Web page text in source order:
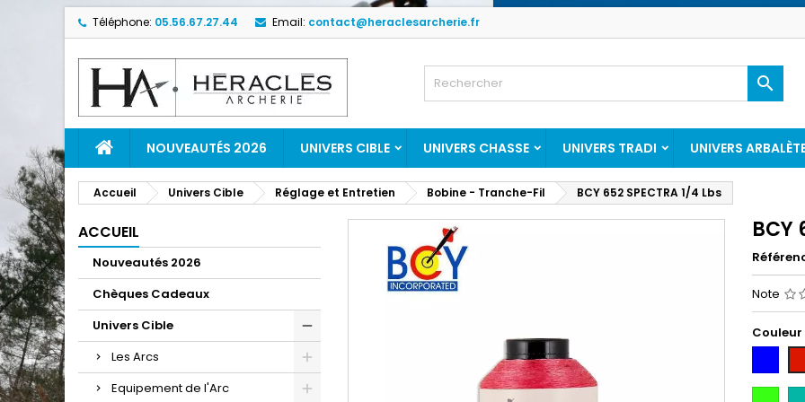
Téléphone: 05.56.67.27.44 Email: contact@heraclesarcherie.fr

NOUVEAUTÉS 2026 UNIVERS CIBLE UNIVERS CHASSE UNIVERS TRADI UNIVERS
Accueil Univers Cible Réglage et Entretien Bobine - Tranche-Fil BCY 652 SPECTRA 1/4 Lbs
ACCUEIL
Nouveautés 2026
Chèques Cadeaux
Univers Cible
Les Arcs
Equipement de l'Arc
BCY
Note
Couleur